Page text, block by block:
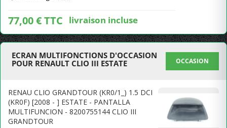
77,00 € TTC livraison incluse
ECRAN MULTIFONCTIONS D'OCCASION
POUR RENAULT CLIO III ESTATE
OCCASION
RENAU CLIO GRANDTOUR (KR0/1_) 1.5 DCI
(KR0F) [2008 - ] ESTATE - PANTALLA
MULTIFUNCION - 8200755144 CLIO III
GRANDTOUR